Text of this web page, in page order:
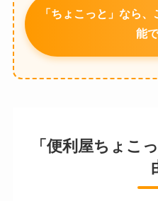
「ちょこっと」なら
能
「便利屋ちょこ